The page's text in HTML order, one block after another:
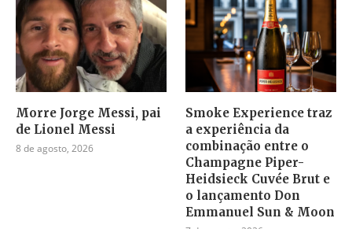
Morre Jorge Messi, pai
de Lionel Messi
8 de agosto, 2026
Smoke Experience traz
a experiência da
combinação entre o
Champagne Piper-
Heidsieck Cuvée Brut e
o lançamento Don
Emmanuel Sun & Moon